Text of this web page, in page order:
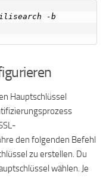
-b
Hauptschlüssel
den folgenden Befehl
zu erstellen. Du
wählen. Je